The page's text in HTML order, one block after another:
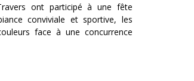
ont participé à une fête
conviviale et sportive, les
face à une concurrence